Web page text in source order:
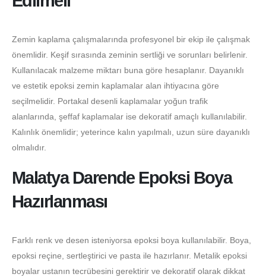
Zemin kaplama çalışmalarında profesyonel bir ekip ile çalışmak
önemlidir. Keşif sırasında zeminin sertliği ve sorunları belirlenir.
Kullanılacak malzeme miktarı buna göre hesaplanır. Dayanıklı
ve estetik epoksi zemin kaplamalar alan ihtiyacına göre
seçilmelidir. Portakal desenli kaplamalar yoğun trafik
alanlarında, şeffaf kaplamalar ise dekoratif amaçlı kullanılabilir.
Kalınlık önemlidir; yeterince kalın yapılmalı, uzun süre dayanıklı
olmalıdır.
Malatya Darende Epoksi Boya
Hazırlanması
Farklı renk ve desen isteniyorsa epoksi boya kullanılabilir. Boya,
epoksi reçine, sertleştirici ve pasta ile hazırlanır. Metalik epoksi
boyalar ustanın tecrübesini gerektirir ve dekoratif olarak dikkat